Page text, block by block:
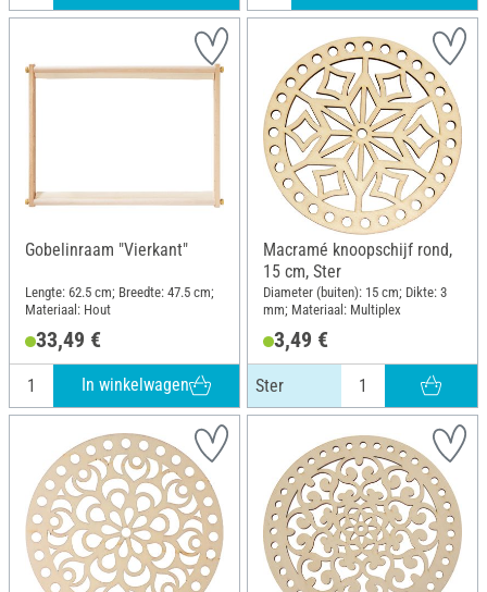
Gobelinraam "Vierkant"
Lengte: 62.5 cm; Breedte: 47.5 cm;
Materiaal: Hout
33,49 €
In winkelwagen
Macramé knoopschijf rond,
15 cm, Ster
Diameter (buiten): 15 cm; Dikte: 3
mm; Materiaal: Multiplex
3,49 €
Ster